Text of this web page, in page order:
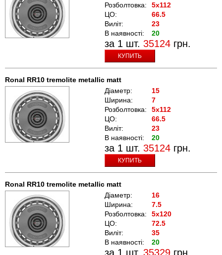
Розболтовка:
5x112
ЦО:
66.5
Виліт:
23
В наявності:
20
за 1 шт.35124 грн.
КУПИТЬ
Ronal RR10 tremolite metallic matt
Діаметр:
15
Ширина:
7
Розболтовка:
5x112
ЦО:
66.5
Виліт:
23
В наявності:
20
за 1 шт.35124 грн.
КУПИТЬ
Ronal RR10 tremolite metallic matt
Діаметр:
16
Ширина:
7.5
Розболтовка:
5x120
ЦО:
72.5
Виліт:
35
В наявності:
20
за 1 шт.35329 грн.